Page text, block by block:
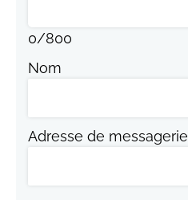
0/800
Nom
Adresse de messagerie